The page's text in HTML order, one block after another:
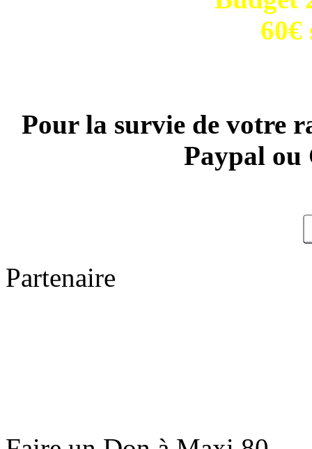
60€
Pour la survie de votre
Paypal ou
Partenaire